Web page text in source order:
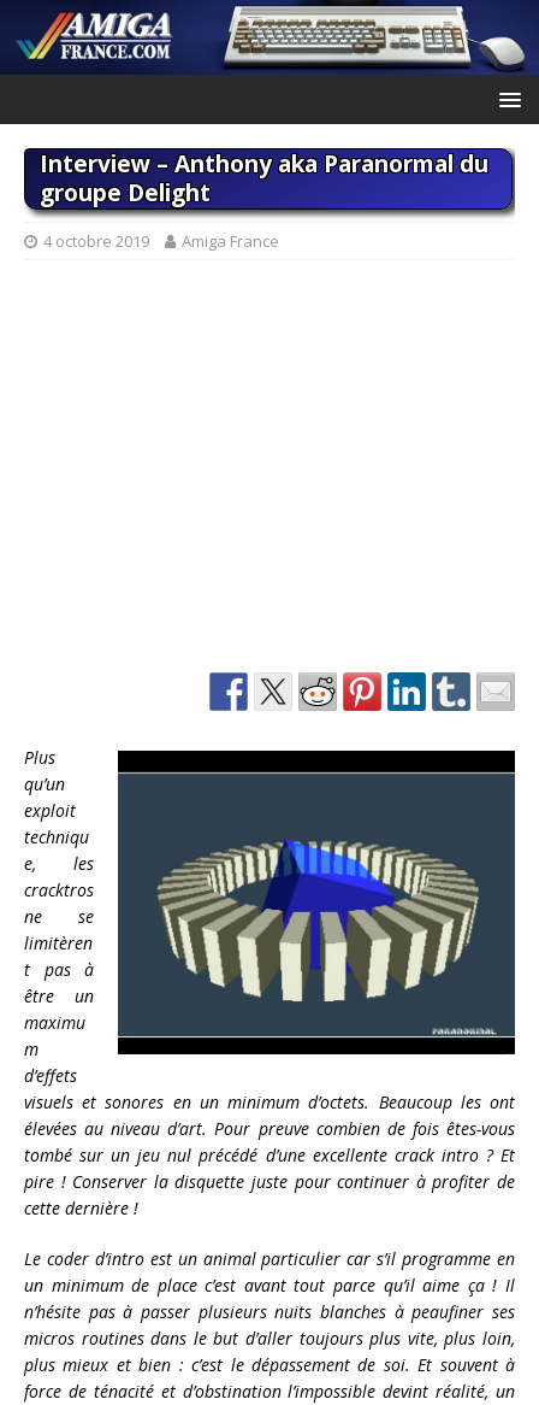
Interview – Anthony aka Paranormal du
groupe Delight
4 octobre 2019 Amiga France
Plus
qu’un
exploit
techniqu
e, les
cracktros
ne se
limitèren
t pas à
être un
maximu
m
d’effets
visuels et sonores en un minimum d’octets. Beaucoup les ont
élevées au niveau d’art. Pour preuve combien de fois êtes-vous
tombé sur un jeu nul précédé d’une excellente crack intro ? Et
pire ! Conserver la disquette juste pour continuer à profiter de
cette dernière !
Le coder d’intro est un animal particulier car s’il programme en
un minimum de place c’est avant tout parce qu’il aime ça ! Il
n’hésite pas à passer plusieurs nuits blanches à peaufiner ses
micros routines dans le but d’aller toujours plus vite, plus loin,
plus mieux et bien : c’est le dépassement de soi. Et souvent à
force de ténacité et d’obstination l’impossible devint réalité, un